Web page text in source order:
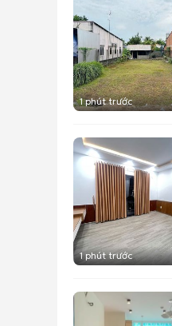
1 phút trước
1 phút trước